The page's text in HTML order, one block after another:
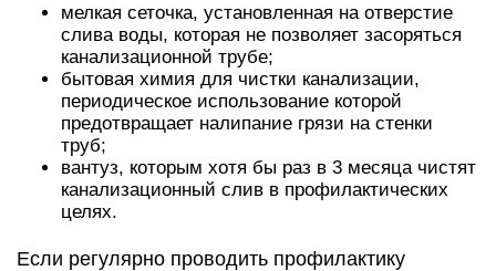
мелкая сеточка, установленная на отверстие
слива воды, которая не позволяет засоряться
канализационной трубе;
бытовая химия для чистки канализации,
периодическое использование которой
предотвращает налипание грязи на стенки
труб;
вантуз, которым хотя бы раз в 3 месяца чистят
канализационный слив в профилактических
целях.
Если регулярно проводить профилактику